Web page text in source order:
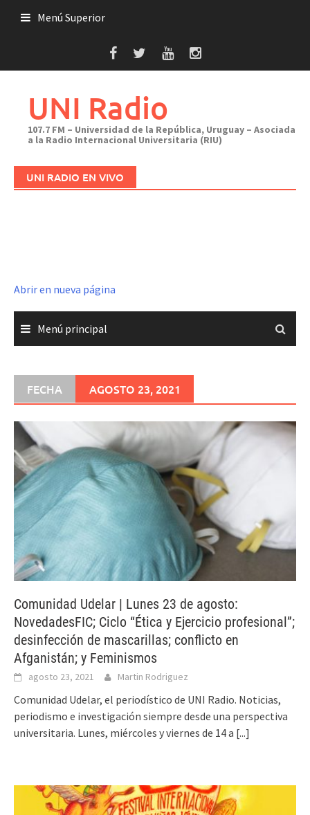
Menú Superior
UNI Radio
107.7 FM – Universidad de la República, Uruguay – Asociada
a la Radio Internacional Universitaria (RIU)
UNI RADIO EN VIVO
Abrir en nueva página
Menú principal
FECHA AGOSTO 23, 2021
Comunidad Udelar | Lunes 23 de agosto:
NovedadesFIC; Ciclo “Ética y Ejercicio profesional”;
desinfección de mascarillas; conflicto en
Afganistán; y Feminismos
agosto 23, 2021 Martin Rodriguez
Comunidad Udelar, el periodístico de UNI Radio. Noticias,
periodismo e investigación siempre desde una perspectiva
universitaria. Lunes, miércoles y viernes de 14 a [...]